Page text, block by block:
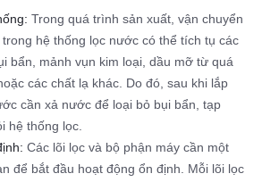
Trong quá trình sản xuất, vận chuyển
hệ thống lọc nước có thể tích tụ các
bẩn, mảnh vụn kim loại, dầu mỡ từ quá
các chất lạ khác. Do đó, sau khi lắp
cần xả nước để loại bỏ bụi bẩn, tạp
hệ thống lọc.
Các lõi lọc và bộ phận máy cần một
để bắt đầu hoạt động ổn định. Mỗi lõi lọc